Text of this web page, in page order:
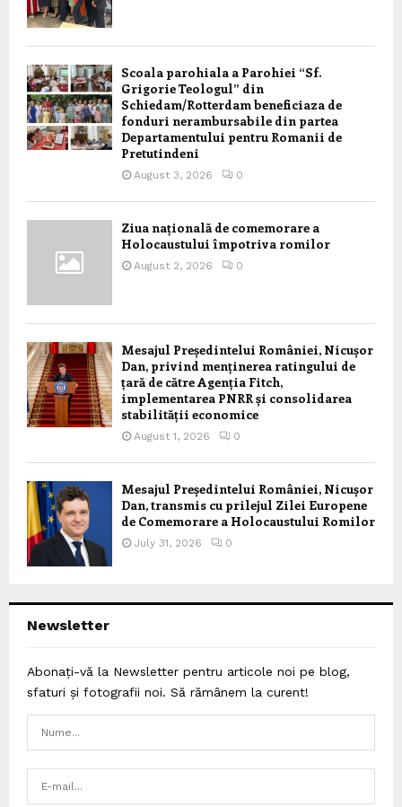
Scoala parohiala a Parohiei “Sf.
Grigorie Teologul” din
Schiedam/Rotterdam beneficiaza de
fonduri nerambursabile din partea
Departamentului pentru Romanii de
Pretutindeni
August 3, 2026 0
Ziua națională de comemorare a
Holocaustului împotriva romilor
August 2, 2026 0
Mesajul Președintelui României, Nicușor
Dan, privind menținerea ratingului de
țară de către Agenția Fitch,
implementarea PNRR și consolidarea
stabilității economice
August 1, 2026 0
Mesajul Președintelui României, Nicușor
Dan, transmis cu prilejul Zilei Europene
de Comemorare a Holocaustului Romilor
July 31, 2026 0
Newsletter
Abonați-vă la Newsletter pentru articole noi pe blog,
sfaturi și fotografii noi. Să rămânem la curent!